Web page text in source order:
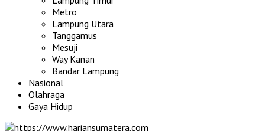
Metro
Lampung Utara
Tanggamus
Mesuji
Way Kanan
Bandar Lampung
Nasional
Olahraga
Gaya Hidup